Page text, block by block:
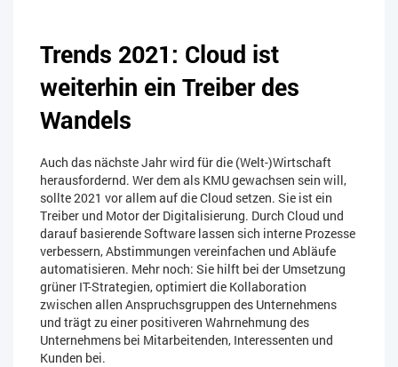
Trends 2021: Cloud ist
weiterhin ein Treiber des
Wandels
Auch das nächste Jahr wird für die (Welt-)Wirtschaft
herausfordernd. Wer dem als KMU gewachsen sein will,
sollte 2021 vor allem auf die Cloud setzen. Sie ist ein
Treiber und Motor der Digitalisierung. Durch Cloud und
darauf basierende Software lassen sich interne Prozesse
verbessern, Abstimmungen vereinfachen und Abläufe
automatisieren. Mehr noch: Sie hilft bei der Umsetzung
grüner IT-Strategien, optimiert die Kollaboration
zwischen allen Anspruchsgruppen des Unternehmens
und trägt zu einer positiveren Wahrnehmung des
Unternehmens bei Mitarbeitenden, Interessenten und
Kunden bei.